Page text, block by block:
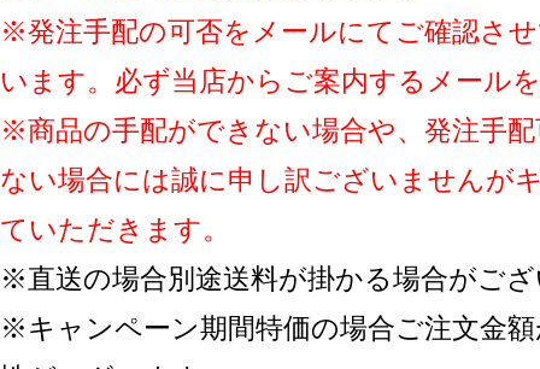
※発注手配の可否をメールにてご確認さ
います。必ず当店からご案内するメール
※商品の手配ができない場合や、発注手
ない場合には誠に申し訳ございませんが
ていただきます。
※直送の場合別途送料が掛かる場合がご
※キャンペーン期間特価の場合ご注文金